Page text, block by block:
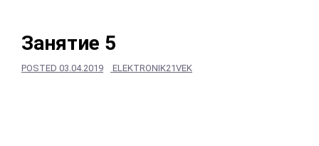
Занятие 5
POSTED 03.04.2019 ELEKTRONIK21VEK